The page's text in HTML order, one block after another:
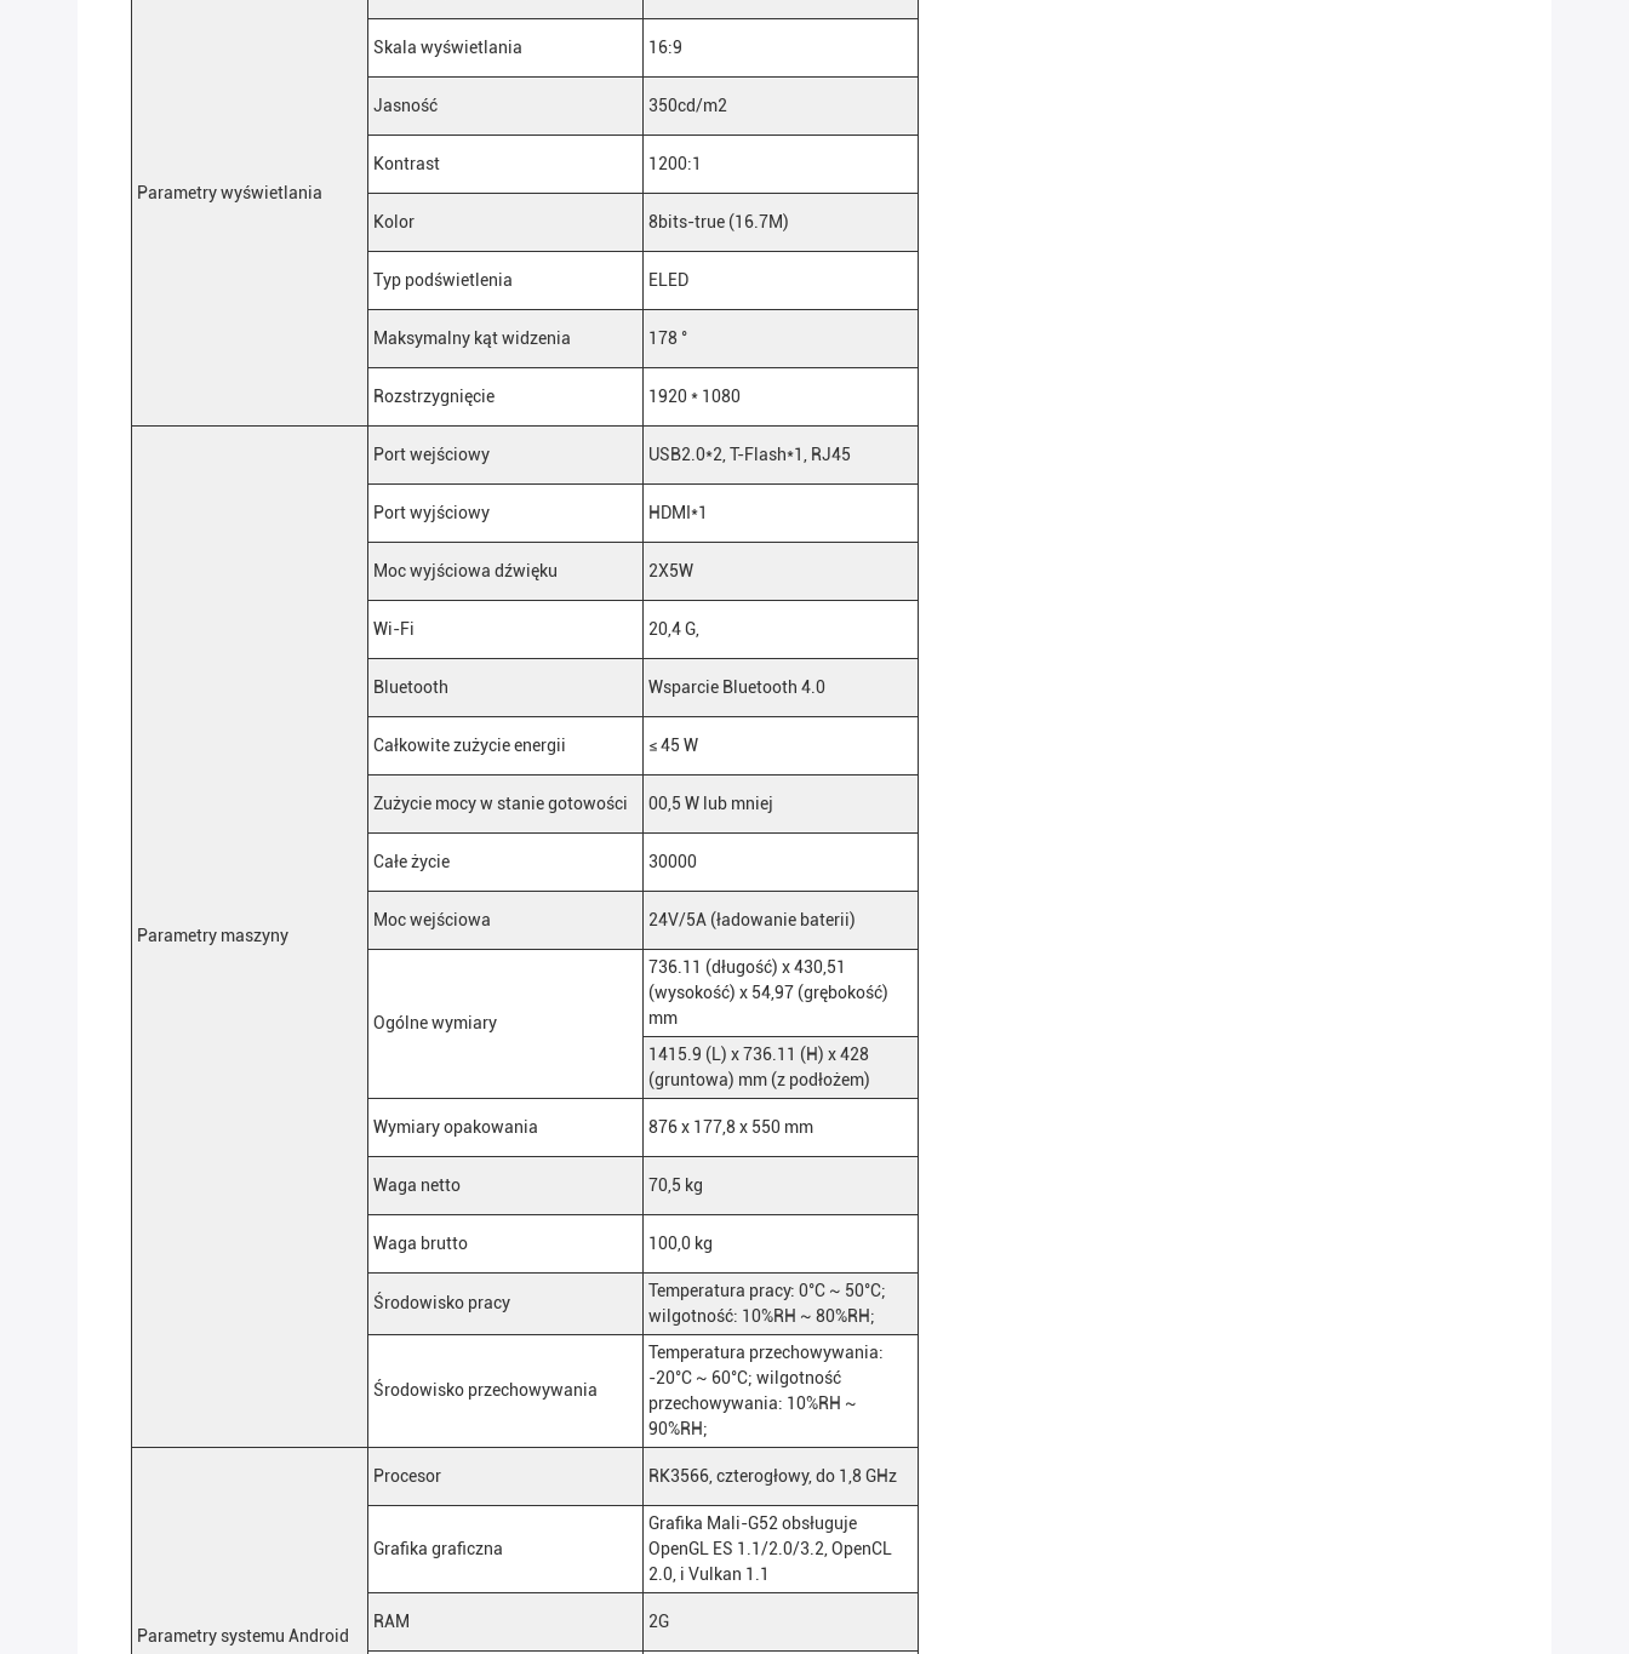
Parametry wyświetlania
Skala wyświetlania 16:9
Jasność 350cd/m2
Kontrast 1200:1
Kolor 8bits-true (16.7M)
Typ podświetlenia ELED
Maksymalny kąt widzenia 178 °
Rozstrzygnięcie 1920 * 1080
Parametry maszyny
Port wejściowy USB2.0*2, T-Flash*1, RJ45
Port wyjściowy HDMI*1
Moc wyjściowa dźwięku 2X5W
Wi-Fi 20,4 G,
Bluetooth Wsparcie Bluetooth 4.0
Całkowite zużycie energii ≤ 45 W
Zużycie mocy w stanie gotowości 00,5 W lub mniej
Całe życie 30000
Moc wejściowa 24V/5A (ładowanie baterii)
Ogólne wymiary
736.11 (długość) x 430,51
(wysokość) x 54,97 (grębokość)
mm
1415.9 (L) x 736.11 (H) x 428
(gruntowa) mm (z podłożem)
Wymiary opakowania 876 x 177,8 x 550 mm
Waga netto 70,5 kg
Waga brutto 100,0 kg
Środowisko pracy
Temperatura pracy: 0°C ~ 50°C;
wilgotność: 10%RH ~ 80%RH;
Środowisko przechowywania
Temperatura przechowywania:
-20°C ~ 60°C; wilgotność
przechowywania: 10%RH ~
90%RH;
Parametry systemu Android
Procesor RK3566, czterogłowy, do 1,8 GHz
Grafika graficzna
Grafika Mali-G52 obsługuje
OpenGL ES 1.1/2.0/3.2, OpenCL
2.0, i Vulkan 1.1
RAM 2G